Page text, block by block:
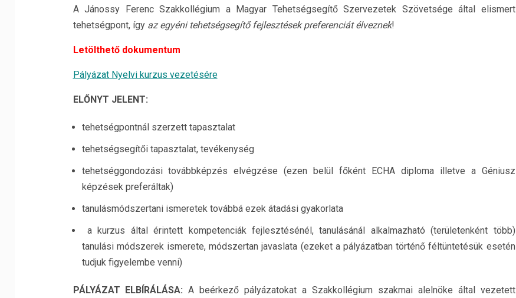
A Jánossy Ferenc Szakkollégium a Magyar Tehetségsegítő Szervezetek Szövetsége által elismert
tehetségpont, így az egyéni tehetségsegítő fejlesztések preferenciát élveznek!
Letölthető dokumentum
Pályázat Nyelvi kurzus vezetésére
ELŐNYT JELENT:
tehetségpontnál szerzett tapasztalat
tehetségsegítői tapasztalat, tevékenység
tehetséggondozási továbbképzés elvégzése (ezen belül főként ECHA diploma illetve a Géniusz
képzések preferáltak)
tanulásmódszertani ismeretek továbbá ezek átadási gyakorlata
a kurzus által érintett kompetenciák fejlesztésénél, tanulásánál alkalmazható (területenként több)
tanulási módszerek ismerete, módszertan javaslata (ezeket a pályázatban történő féltüntetésük esetén
tudjuk figyelembe venni)
PÁLYÁZAT ELBÍRÁLÁSA:A beérkező pályázatokat a Szakkollégium szakmai alelnöke által vezetett